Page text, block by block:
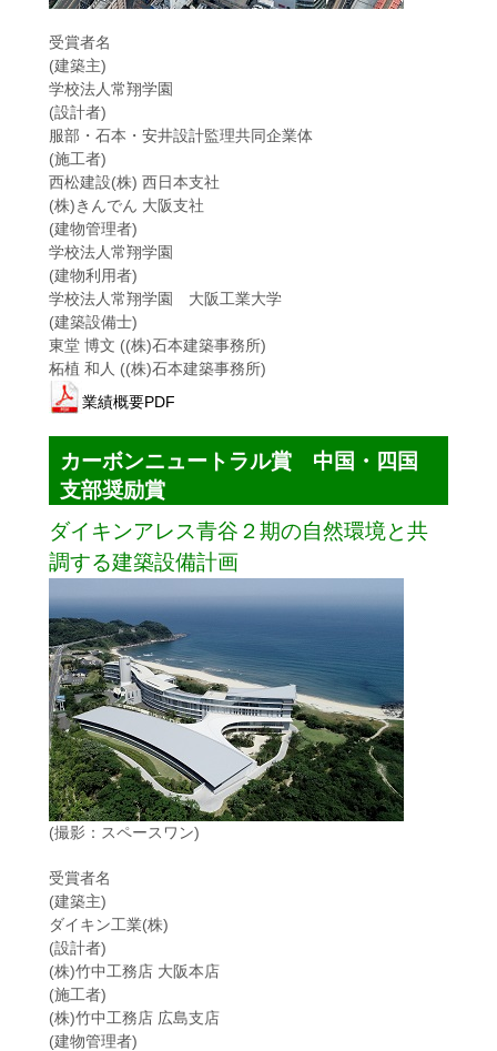
受賞者名
(建築主)
学校法人常翔学園
(設計者)
服部・石本・安井設計監理共同企業体
(施工者)
西松建設(株) 西日本支社
(株)きんでん 大阪支社
(建物管理者)
学校法人常翔学園
(建物利用者)
学校法人常翔学園 大阪工業大学
(建築設備士)
東堂 博文 ((株)石本建築事務所)
柘植 和人 ((株)石本建築事務所)
業績概要PDF
カーボンニュートラル賞 中国・四国
支部奨励賞
ダイキンアレス青谷２期の自然環境と共
調する建築設備計画
(撮影：スペースワン)
受賞者名
(建築主)
ダイキン工業(株)
(設計者)
(株)竹中工務店 大阪本店
(施工者)
(株)竹中工務店 広島支店
(建物管理者)